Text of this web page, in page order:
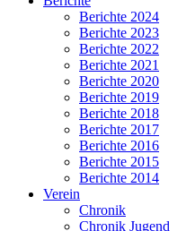
Berichte 2024
Berichte 2023
Berichte 2022
Berichte 2021
Berichte 2020
Berichte 2019
Berichte 2018
Berichte 2017
Berichte 2016
Berichte 2015
Berichte 2014
Verein
Chronik
Chronik Jugend